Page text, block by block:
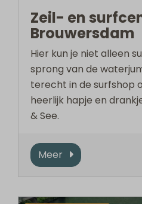
Zeil- en
Brouwersdam
Hier kun je niet alleen
sprong van de
terecht in de surfshop
heerlijk hapje en
& See.
Meer